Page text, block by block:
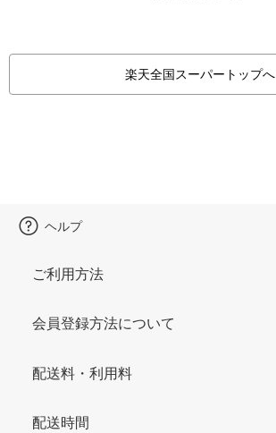
楽天全国スーパートップへ
ヘルプ
ご利用方法
会員登録方法について
配送料・利用料
配送時間